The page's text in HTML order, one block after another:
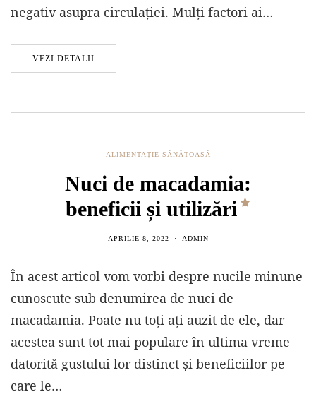
negativ asupra circulației. Mulți factori ai…
VEZI DETALII
ALIMENTAȚIE SĂNĂTOASĂ
Nuci de macadamia:
beneficii și utilizări
APRILIE 8, 2022 ADMIN
În acest articol vom vorbi despre nucile minune
cunoscute sub denumirea de nuci de
macadamia. Poate nu toți ați auzit de ele, dar
acestea sunt tot mai populare în ultima vreme
datorită gustului lor distinct și beneficiilor pe
care le…